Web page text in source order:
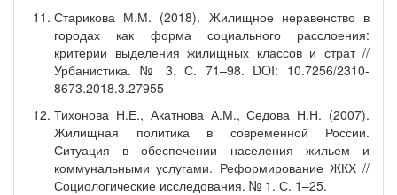
Старикова М.М. (2018). Жилищное неравенство в
городах как форма социального расслоения:
критерии выделения жилищных классов и страт //
Урбанистика. № 3. С. 71–98. DOI: 10.7256/2310-
8673.2018.3.27955
Тихонова Н.Е., Акатнова А.М., Седова Н.Н. (2007).
Жилищная политика в современной России.
Ситуация в обеспечении населения жильем и
коммунальными услугами. Реформирование ЖКХ //
Социологические исследования. № 1. С. 1–25.